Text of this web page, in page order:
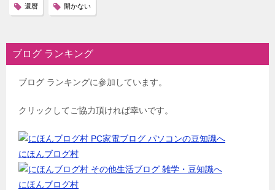
還暦 開かない
ブログ ランキング
ブログ ランキングに参加しています。
クリックしてご協力頂ければ幸いです。
にほんブログ村
にほんブログ村